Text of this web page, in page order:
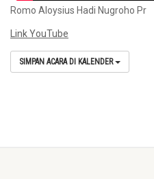
Romo Aloysius Hadi Nugroho Pr
Link YouTube
SIMPAN ACARA DI KALENDER